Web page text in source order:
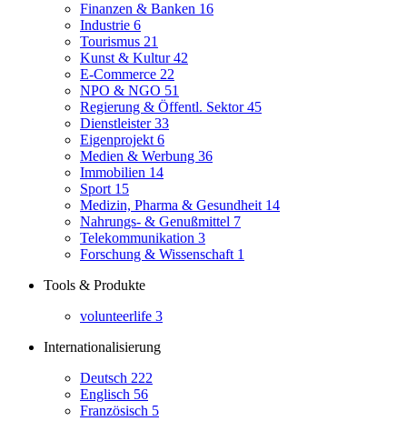
Finanzen & Banken 16
Industrie 6
Tourismus 21
Kunst & Kultur42
E-Commerce 22
NPO & NGO 51
Regierung & Öffentl. Sektor45
Dienstleister33
Eigenprojekt 6
Medien & Werbung 36
Immobilien 14
Sport 15
Medizin, Pharma & Gesundheit 14
Nahrungs- & Genußmittel 7
Telekommunikation 3
Forschung & Wissenschaft 1
Tools & Produkte
volunteerlife 3
Internationalisierung
Deutsch 222
Englisch 56
Französisch 5